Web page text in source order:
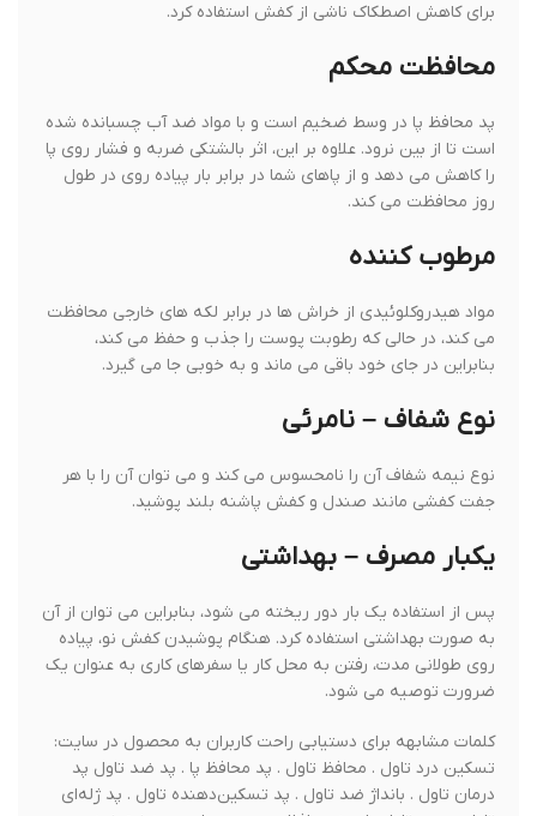
برای کاهش اصطکاک ناشی از کفش استفاده کرد.
محافظت محکم
پد محافظ پا در وسط ضخیم است و با مواد ضد آب چسبانده شده
است تا از بین نرود. علاوه بر این، اثر بالشتکی ضربه و فشار روی پا
را کاهش می دهد و از پاهای شما در برابر بار پیاده روی در طول
روز محافظت می کند.
مرطوب کننده
مواد هیدروکلوئیدی از خراش ها در برابر لکه های خارجی محافظت
می کند، در حالی که رطوبت پوست را جذب و حفظ می کند،
بنابراین در جای خود باقی می ماند و به خوبی جا می گیرد.
نوع شفاف – نامرئی
نوع نیمه شفاف آن را نامحسوس می کند و می توان آن را با هر
جفت کفشی مانند صندل و کفش پاشنه بلند پوشید.
یکبار مصرف – بهداشتی
پس از استفاده یک بار دور ریخته می شود، بنابراین می توان از آن
به صورت بهداشتی استفاده کرد. هنگام پوشیدن کفش نو، پیاده
روی طولانی مدت، رفتن به محل کار یا سفرهای کاری به عنوان یک
ضرورت توصیه می شود.
کلمات مشابهه برای دستیابی راحت کاربران به محصول در سایت:
تسکین درد تاول . محافظ تاول . پد محافظ پا . پد ضد تاول پد
درمان تاول . بانداژ ضد تاول . پد تسکین‌دهنده تاول . پد ژله‌ای